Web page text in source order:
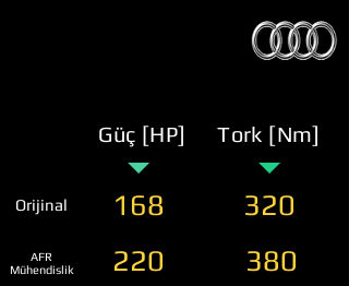
Güç [HP] Tork [Nm]
Orijinal 168 320
AFR
Mühendislik
220 380